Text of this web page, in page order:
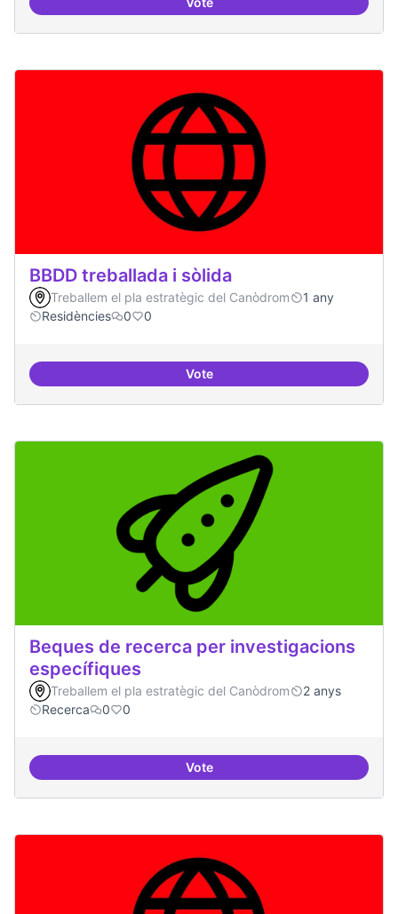
Bar obert, que sigui punt de
BBDD treballada i sòlida
Treballem el pla estratègic del Canòdrom
1 any
Residències
0 0
VoteBBDD treballada i sòlida
Beques de recerca per investigacions
específiques
Treballem el pla estratègic del Canòdrom
2 anys
Recerca
0 0
VoteBeques de recerca per